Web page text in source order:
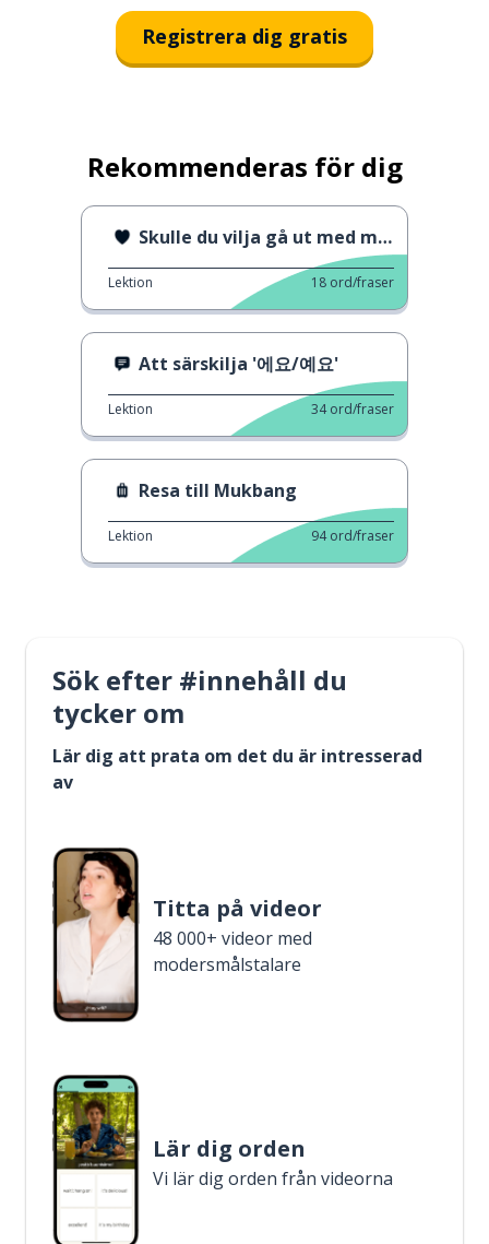
Registrera dig gratis
Rekommenderas för dig
Skulle du vilja gå ut med mig?
Lektion 18 ord/fraser
Att särskilja '에요/예요'
Lektion 34 ord/fraser
Resa till Mukbang
Lektion 94 ord/fraser
Sök efter #innehåll du
tycker om
Lär dig att prata om det du är intresserad
av
Titta på videor
48 000+ videor med
modersmålstalare
Lär dig orden
Vi lär dig orden från videorna